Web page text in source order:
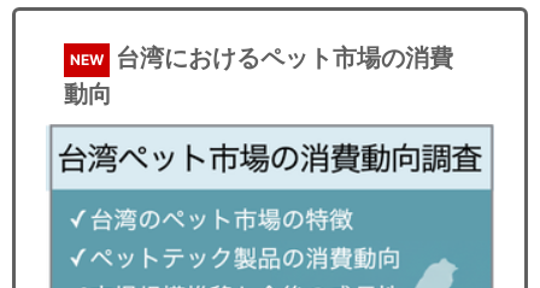
NEW
台湾におけるペット市場の消費
動向